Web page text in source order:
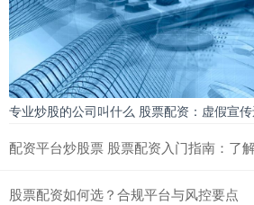
专业炒股的公司叫什么 股票配资：虚假宣
配资平台炒股票 股票配资入门指南：了
股票配资如何选？合规平台与风控要点